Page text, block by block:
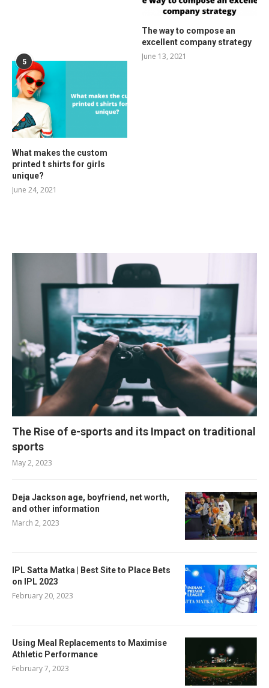
The way to compose an
excellent company strategy
June 13, 2021
5
What makes the custom
printed t shirts for girls
unique?
June 24, 2021
The Rise of e-sports and its Impact on traditional
sports
May 2, 2023
Deja Jackson age, boyfriend, net worth,
and other information
March 2, 2023
IPL Satta Matka | Best Site to Place Bets
on IPL 2023
February 20, 2023
Using Meal Replacements to Maximise
Athletic Performance
February 7, 2023